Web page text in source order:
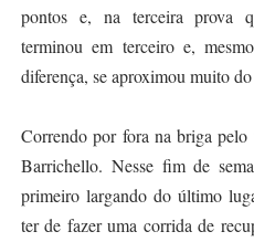
pontos e, na terceira prova
terminou em terceiro e,
diferença, se aproximou muito
Correndo por fora na briga
Barrichello. Nesse fim de
primeiro largando do último
ter de fazer uma corrida de